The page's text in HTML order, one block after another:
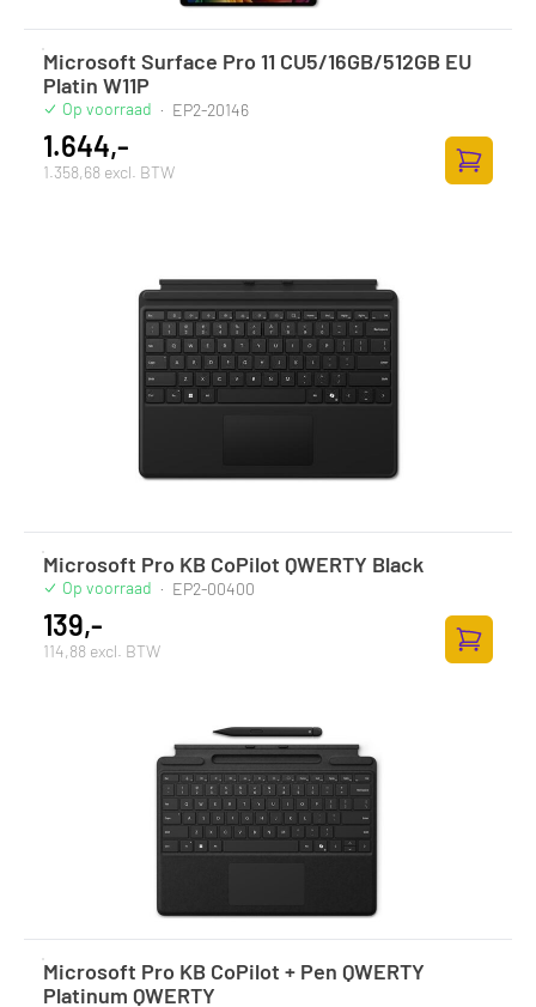
Microsoft Surface Pro 11 CU5/16GB/512GB EU
Platin W11P
Op voorraad · EP2-20146
1.644,-
1.358,68 excl. BTW
Microsoft Pro KB CoPilot QWERTY Black
Op voorraad · EP2-00400
139,-
114,88 excl. BTW
Microsoft Pro KB CoPilot + Pen QWERTY
Platinum QWERTY